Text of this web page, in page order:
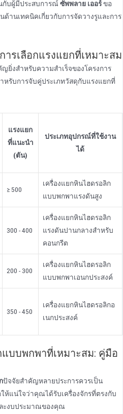
กับผู้มีประสบการณ์ ซัพพลาย เออร์ขอ
านเทคนิคเกี่ยวกับการจัดวางรูและการ
รเลือกแรงแยกที่เหมาะสม
ยิ่งสําหรับความสําเร็จของโครงการ
รับการจับคู่ประเภทวัสดุกับแรงแยกที่
แรงแยก
ที่แนะนํา
(ตัน)
ประเภทอุปกรณ์ที่ใช้งาน
ได้
≥ 500
เครื่องแยกหินไฮดรอลิก
แบบพกพาแรงดันสูง
300 - 400
เครื่องแยกหินไฮดรอลิก
แรงดันปานกลางสําหรับ
คอนกรีต
200 - 300
เครื่องแยกหินไฮดรอลิก
แบบพกพาเอนกประสงค์
350 - 450
เครื่องแยกหินไฮดรอลิกอ
เนกประสงค์
บบพกพาที่เหมาะสม: คู่มือ
ปัจจัยสําคัญหลายประการควรเป็น
ห้แน่ใจว่าคุณได้รับเครื่องจักรที่ตรงกับ
ะงบประมาณของคุณ